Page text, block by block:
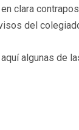
clara
del
algunas de